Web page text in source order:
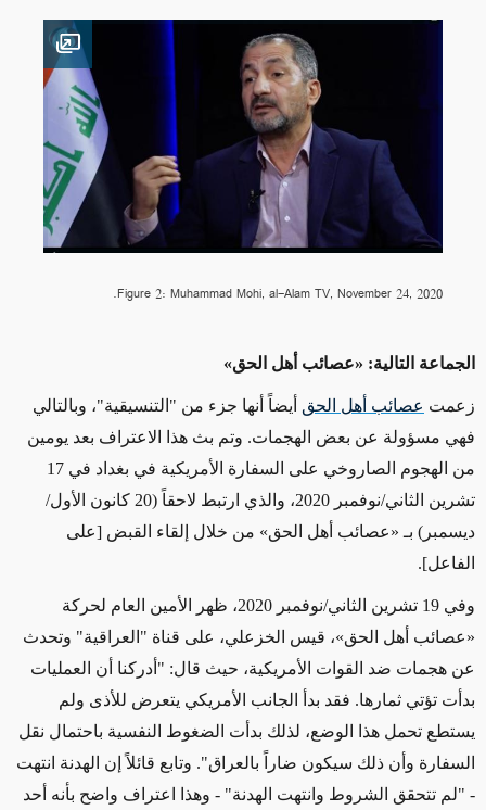
image
Figure 2: Muhammad Mohi, al-Alam TV, November 24, 2020.
الجماعة التالية: «عصائب أهل الحق»
زعمت عصائب أهل الحق أيضاً أنها جزء من "التنسيقية"، وبالتالي
فهي مسؤولة عن بعض الهجمات. وتم بث هذا
الاعتراف بعد يومين
من الهجوم الصاروخي على السفارة الأمريكية في بغداد في 17
تشرين الثاني/نوفمبر 2020، والذي ارتبط
لاحقاً (20 كانون الأول/
ديسمبر) بـ «عصائب أهل الحق» من خلال إلقاء القبض [على
الفاعل].
وفي 19 تشرين الثاني/نوفمبر 2020، ظهر الأمين العام لحركة
«عصائب أهل الحق»، قيس الخزعلي، على قناة "العراقية" وتحدث
عن هجمات ضد القوات الأمريكية، حيث قال: "أدركنا أن العمليات
بدأت تؤتي ثمارها. فقد بدأ الجانب الأمريكي يتعرض للأذى ولم
يستطع تحمل هذا الوضع، لذلك بدأت الضغوط النفسية باحتمال نقل
السفارة وأن ذلك سيكون ضاراً بالعراق". وتابع قائلاً إن الهدنة انتهت
- "لم تتحقق الشروط وانتهت الهدنة" - وهذا اعتراف واضح بأنه أحد